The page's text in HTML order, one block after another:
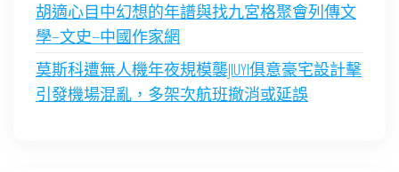
胡適心目中幻想的年譜與找九宮格聚會列傳文
學–文史–中國作家網
莫斯科遭無人機年夜規模襲JIUYI俱意豪宅設計擊
引發機場混亂，多架次航班撤消或延誤